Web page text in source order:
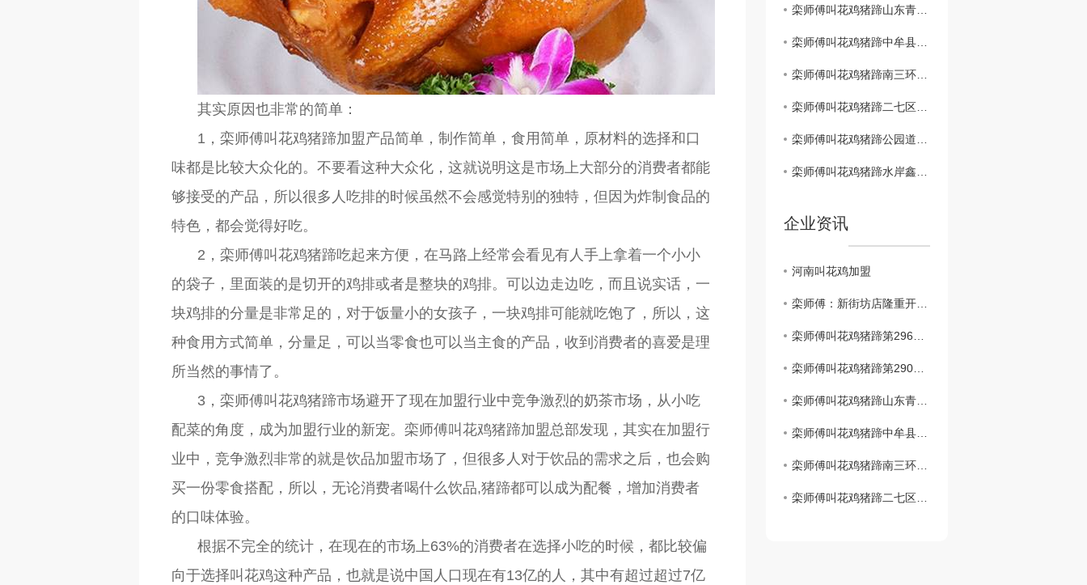
其实原因也非常的简单：
1，栾师傅叫花鸡猪蹄加盟产品简单，制作简单，食用简单，原材料的选择和口
味都是比较大众化的。不要看这种大众化，这就说明这是市场上大部分的消费者都能
够接受的产品，所以很多人吃排的时候虽然不会感觉特别的独特，但因为炸制食品的
特色，都会觉得好吃。
2，栾师傅叫花鸡猪蹄吃起来方便，在马路上经常会看见有人手上拿着一个小小
的袋子，里面装的是切开的鸡排或者是整块的鸡排。可以边走边吃，而且说实话，一
块鸡排的分量是非常足的，对于饭量小的女孩子，一块鸡排可能就吃饱了，所以，这
种食用方式简单，分量足，可以当零食也可以当主食的产品，收到消费者的喜爱是理
所当然的事情了。
3，栾师傅叫花鸡猪蹄市场避开了现在加盟行业中竞争激烈的奶茶市场，从小吃
配菜的角度，成为加盟行业的新宠。栾师傅叫花鸡猪蹄加盟总部发现，其实在加盟行
业中，竞争激烈非常的就是饮品加盟市场了，但很多人对于饮品的需求之后，也会购
买一份零食搭配，所以，无论消费者喝什么饮品,猪蹄都可以成为配餐，增加消费者
的口味体验。
根据不完全的统计，在现在的市场上63%的消费者在选择小吃的时候，都比较偏
向于选择叫花鸡这种产品，也就是说中国人口现在有13亿的人，其中有超过超过7亿
栾师傅叫花鸡猪蹄山东青岛时光里店**盛大开业！！！
栾师傅叫花鸡猪蹄中牟县雁鸣社区店**开业啦
栾师傅叫花鸡猪蹄南三环盛和小区店1月2日盛大开业！
栾师傅叫花鸡猪蹄二七区铭功路店1月2日盛大开业！
栾师傅叫花鸡猪蹄公园道南苑北门**盛大开业！
栾师傅叫花鸡猪蹄水岸鑫城店**盛大开业！生意兴隆！
企业资讯
河南叫花鸡加盟
栾师傅：新街坊店隆重开业了
栾师傅叫花鸡猪蹄第296家店..开业！！！
栾师傅叫花鸡猪蹄第290家店..开业！！！
栾师傅叫花鸡猪蹄山东青岛时光里店**盛大开业！！！
栾师傅叫花鸡猪蹄中牟县雁鸣社区店**开业啦
栾师傅叫花鸡猪蹄南三环盛和小区店1月2日盛大开业！
栾师傅叫花鸡猪蹄二七区铭功路店1月2日盛大开业！